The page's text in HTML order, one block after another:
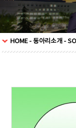
HOME - 동아리소개 -